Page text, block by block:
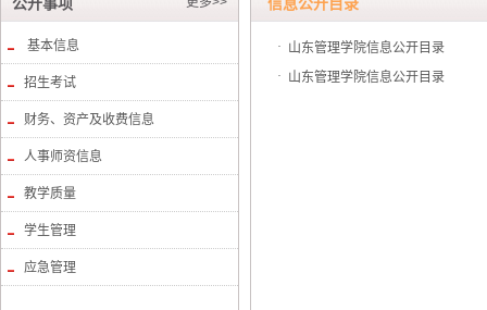
公开事项
基本信息
招生考试
财务、资产及收费信息
人事师资信息
教学质量
学生管理
应急管理
信息公开目录
· 山东管理学院信息公开目录
· 山东管理学院信息公开目录